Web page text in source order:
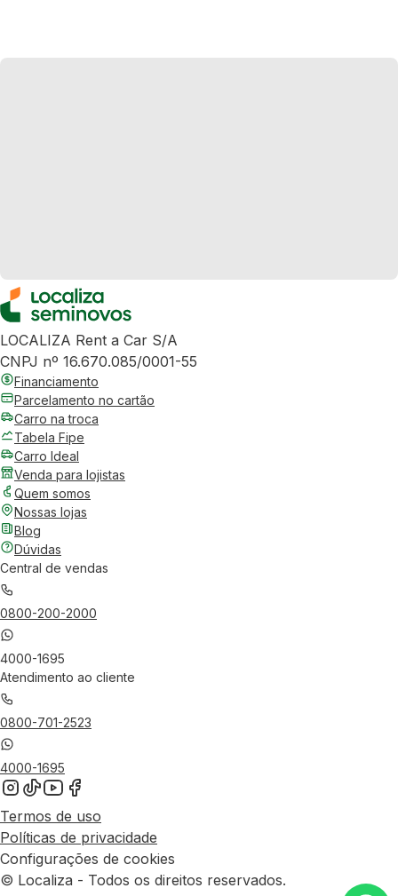
LOCALIZA Rent a Car S/A
CNPJ nº 16.670.085/0001-55
Financiamento
Parcelamento no cartão
Carro na troca
Tabela Fipe
Carro Ideal
Venda para lojistas
Quem somos
Nossas lojas
Blog
Dúvidas
Central de vendas
0800-200-2000
4000-1695
Atendimento ao cliente
0800-701-2523
4000-1695
Termos de uso
Políticas de privacidade
Configurações de cookies
© Localiza - Todos os direitos reservados.